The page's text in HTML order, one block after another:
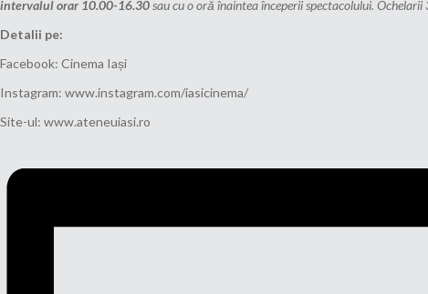
intervalul orar 10.00-16.30sau cu o oră înaintea începerii spectacolului.
Detalii pe:
Facebook: Cinema Iași
Instagram: www.instagram.com/iasicinema/
Site-ul: www.ateneuiasi.ro